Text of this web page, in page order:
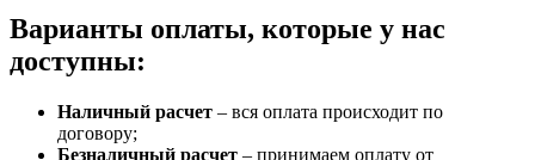
Варианты оплаты, которые у нас
доступны:
Наличный расчет – вся оплата происходит по
договору;
Безналичный расчет – принимаем оплату от